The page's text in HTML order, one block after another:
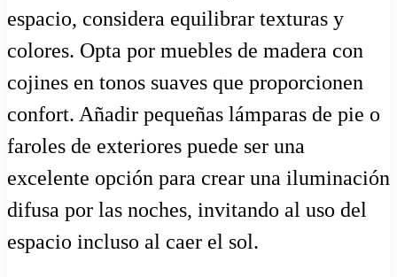
espacio, considera equilibrar texturas y
colores. Opta por muebles de madera con
cojines en tonos suaves que proporcionen
confort. Añadir pequeñas lámparas de pie o
faroles de exteriores puede ser una
excelente opción para crear una iluminación
difusa por las noches, invitando al uso del
espacio incluso al caer el sol.